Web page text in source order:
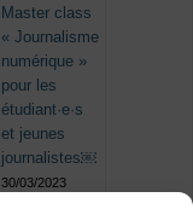
Master class
« Journalisme
numérique »
pour les
étudiant·e·s
et jeunes
journalistes￼
30/03/2023